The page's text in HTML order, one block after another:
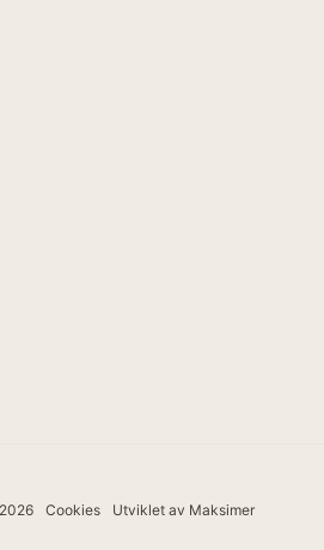
Cookies Utviklet av Maksimer